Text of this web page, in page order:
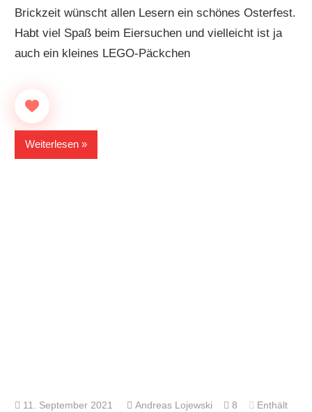
Brickzeit wünscht allen Lesern ein schönes Osterfest.
Habt viel Spaß beim Eiersuchen und vielleicht ist ja
auch ein kleines LEGO-Päckchen
Weiterlesen
11. September 2021 Andreas Lojewski 8
Enthält